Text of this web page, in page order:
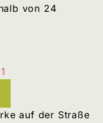
von 24
auf der Straße